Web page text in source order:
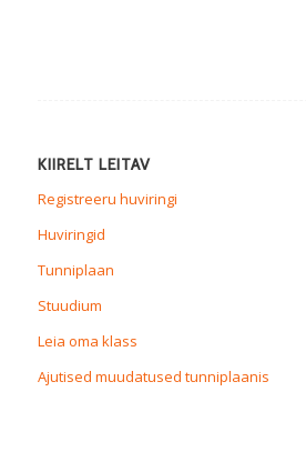
KIIRELT LEITAV
Registreeru huviringi
Huviringid
Tunniplaan
Stuudium
Leia oma klass
Ajutised muudatused tunniplaanis